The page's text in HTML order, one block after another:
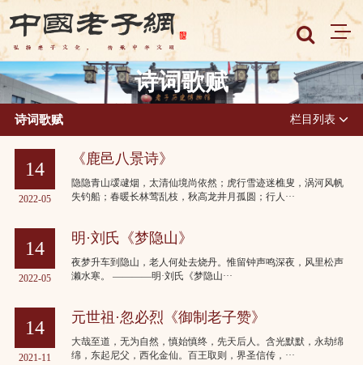
诗词歌赋
诗词歌赋 栏目列表
14
2022-05
《鹿邑八景诗》
隐隐青山叆叇烟，太清仙境尚依然；虎行雪迹迷樵叟，涡河风帆
失钓船；春暖长林莺乱枝，秋高龙井月孤圆；行人···
14
2022-05
明·刘氏《梦隐山》
夜梦升车到隐山，老人何处去烧丹。惟留钟声鸣深夜，风里松声
濑水寒。 ————明·刘氏《梦隐山···
14
2021-11
元世祖·忽必烈《御制老子赞》
大哉至道，无为自然，慎始慎终，先天后人。含光默默，永劫绵
绵，东起尼父，西化金仙。百王取则，界圣信传，···